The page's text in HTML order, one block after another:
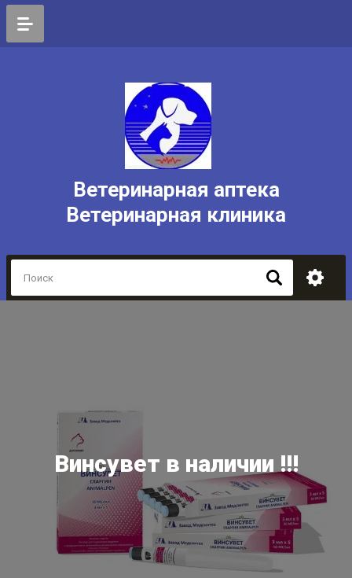
Ветеринарная аптека
Ветеринарная клиника
Винсувет в наличии !!!